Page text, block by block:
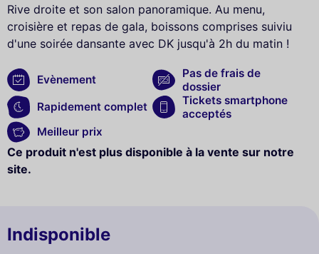
Rive droite et son salon panoramique. Au menu,
croisière et repas de gala, boissons comprises suiviu
d'une soirée dansante avec DK jusqu'à 2h du matin !
Evènement
Pas de frais de
dossier
Rapidement complet
Tickets smartphone
acceptés
Meilleur prix
Ce produit n'est plus disponible à la vente sur notre
site.
Indisponible